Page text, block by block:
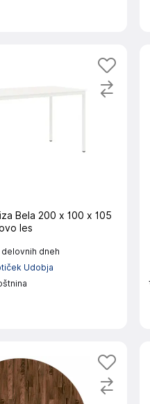
Bela 200 x 100 x 105
les
dneh
Udobja